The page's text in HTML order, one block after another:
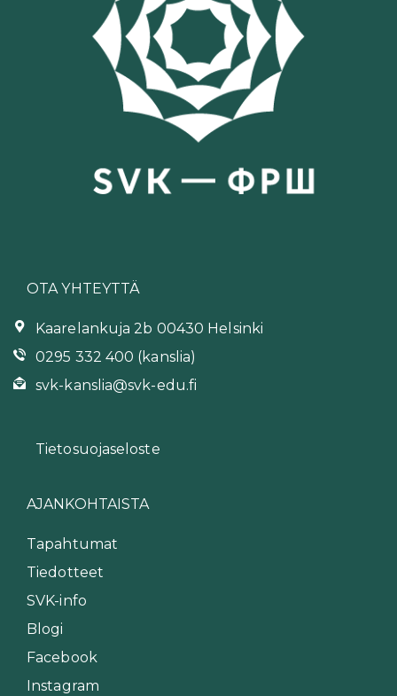
OTA YHTEYTTÄ
Kaarelankuja 2b 00430 Helsinki
0295 332 400 (kanslia)
svk-kanslia@svk-edu.fi
Tietosuojaseloste
AJANKOHTAISTA
Tapahtumat
Tiedotteet
SVK-info
Blogi
Facebook
Instagram